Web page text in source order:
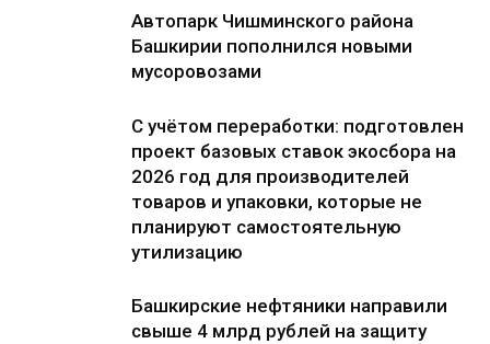
Автопарк Чишминского района
Башкирии пополнился новыми
мусоровозами
С учётом переработки: подготовлен
проект базовых ставок экосбора на
2026 год для производителей
товаров и упаковки, которые не
планируют самостоятельную
утилизацию
Башкирские нефтяники направили
свыше 4 млрд рублей на защиту